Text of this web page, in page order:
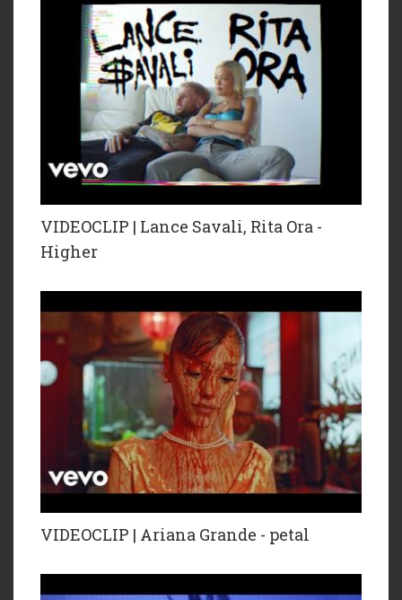
VIDEOCLIP | Lance Savali, Rita Ora -
Higher
VIDEOCLIP | Ariana Grande - petal